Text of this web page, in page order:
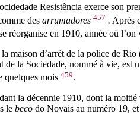
Resistência exerce son
des arrumadores 457 . Après
en 1910, année où
maison d’arrêt de la police de Rio
de la Sociedade, nommé à vie, est
quelques mois 459.
la décennie 1910, dont la
le beco do Novais au numéro 19,